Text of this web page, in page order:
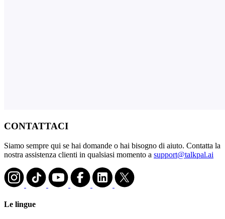
CONTATTACI
Siamo sempre qui se hai domande o hai bisogno di aiuto. Contatta la
nostra assistenza clienti in qualsiasi momento a support@talkpal.ai
Le lingue